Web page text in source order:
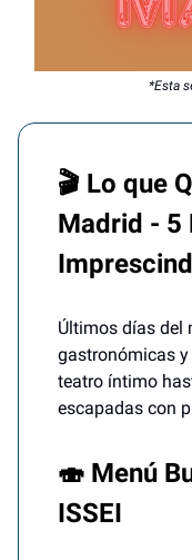
*Esta
🎬 Lo que
Madrid - 5
Últimos días del
gastronómicas
teatro íntimo
escapadas con
🍣 Menú
ISSEI